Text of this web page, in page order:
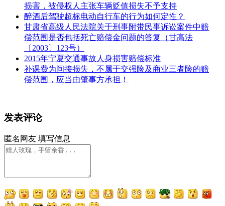
损害，被侵权人主张车辆贬值损失不予支持
醉酒后驾驶超标电动自行车的行为如何定性？
甘肃省高级人民法院关于刑事附带民事诉讼案件中赔
偿范围是否包括死亡赔偿金问题的答复（甘高法
〔2003〕123号）
2015年宁夏交通事故人身损害赔偿标准
补课费为间接损失，不属于交强险及商业三者险的赔
偿范围，应当由肇事方承担！
发表评论
匿名网友 填写信息